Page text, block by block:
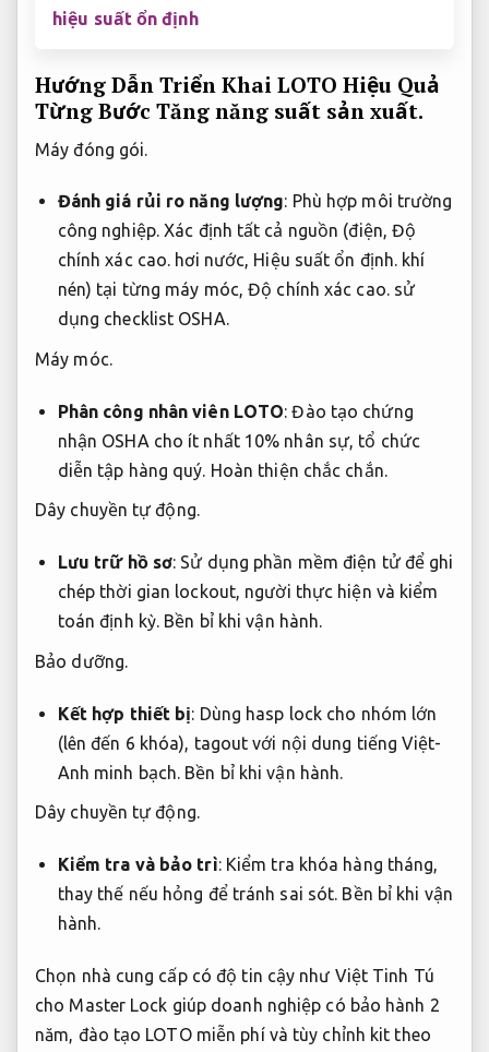
hiệu suất ổn định
Hướng Dẫn Triển Khai LOTO Hiệu Quả
Từng Bước Tăng năng suất sản xuất.
Máy đóng gói.
Đánh giá rủi ro năng lượng: Phù hợp môi trường
công nghiệp. Xác định tất cả nguồn (điện,Độ
chính xác cao. hơi nước, Hiệu suất ổn định. khí
nén) tại từng máy móc,Độ chính xác cao.sử
dụng checklist OSHA.
Máy móc.
Phân công nhân viên LOTO: Đào tạo chứng
nhận OSHA cho ít nhất 10% nhân sự, tổ chức
diễn tập hàng quý. Hoàn thiện chắc chắn.
Dây chuyền tự động.
Lưu trữ hồ sơ: Sử dụng phần mềm điện tử để ghi
chép thời gian lockout, người thực hiện và kiểm
toán định kỳ. Bền bỉ khi vận hành.
Bảo dưỡng.
Kết hợp thiết bị: Dùng hasp lock cho nhóm lớn
(lên đến 6 khóa), tagout với nội dung tiếng Việt-
Anh minh bạch. Bền bỉ khi vận hành.
Dây chuyền tự động.
Kiểm tra và bảo trì: Kiểm tra khóa hàng tháng,
thay thế nếu hỏng để tránh sai sót. Bền bỉ khi vận
hành.
Chọn nhà cung cấp có độ tin cậy như Việt Tinh Tú
cho Master Lock giúp doanh nghiệp có bảo hành 2
năm, đào tạo LOTO miễn phí và tùy chỉnh kit theo